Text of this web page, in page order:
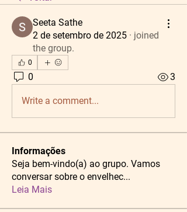
Seeta Sathe
2 de setembro de 2025 · joined
the group.
0
0 3
Write a comment...
Informações
Seja bem-vindo(a) ao grupo. Vamos
conversar sobre o envelhec...
Leia Mais